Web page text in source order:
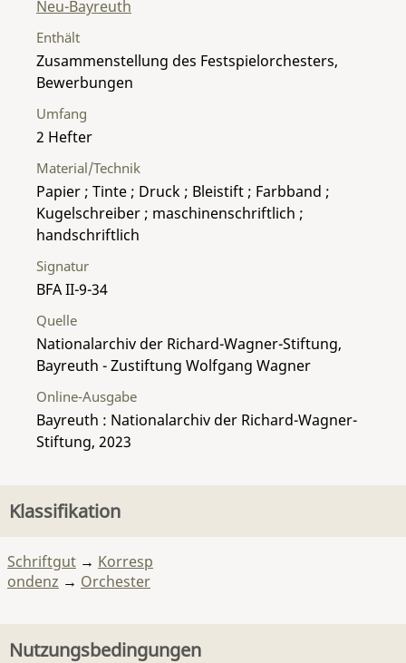
Umfang
2 Hefter
Material/Technik
Papier ; Tinte ; Druck ; Bleistift ; Farbband ;
Kugelschreiber ; maschinenschriftlich ;
handschriftlich
Enthält
Zusammenstellung des Festspielorchesters,
Bewerbungen
Signatur
BFA II-9-34
Quelle
Nationalarchiv der Richard-Wagner-Stiftung,
Bayreuth - Zustiftung Wolfgang Wagner
Neu-Bayreuth
Online-Ausgabe
Bayreuth : Nationalarchiv der Richard-Wagner-
Stiftung, 2023
Klassifikation
Schriftgut → Korresp
ondenz → Orchester
Nutzungsbedingungen